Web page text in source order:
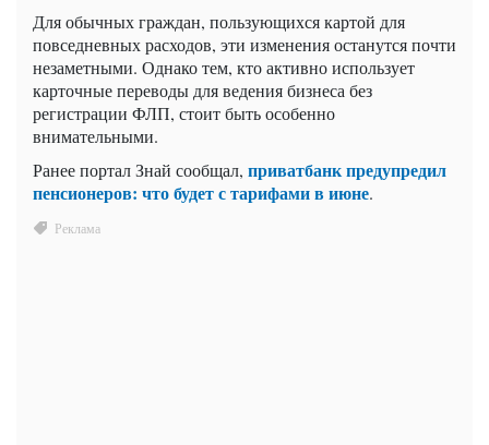
Для обычных граждан, пользующихся картой для
повседневных расходов, эти изменения останутся почти
незаметными. Однако тем, кто активно использует
карточные переводы для ведения бизнеса без
регистрации ФЛП, стоит быть особенно
внимательными.
Ранее портал Знай сообщал, приватбанк предупредил
пенсионеров: что будет с тарифами в июне.